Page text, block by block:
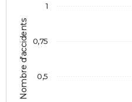
Nombre d'accidents
1
0,5
0,75